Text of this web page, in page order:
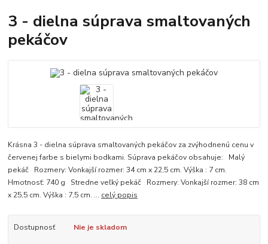
3 - dielna súprava smaltovaných
pekáčov
Krásna 3 - dielna súprava smaltovaných pekáčov za zvýhodnenú cenu v
červenej farbe s bielymi bodkami. Súprava pekáčov obsahuje: Malý
pekáč Rozmery: Vonkajší rozmer: 34 cm x 22,5 cm. Výška : 7 cm.
Hmotnosť: 740 g Stredne veľký pekáč Rozmery: Vonkajší rozmer: 38 cm
x 25,5 cm. Výška : 7,5 cm. ... celý popis
Dostupnosť Nie je skladom